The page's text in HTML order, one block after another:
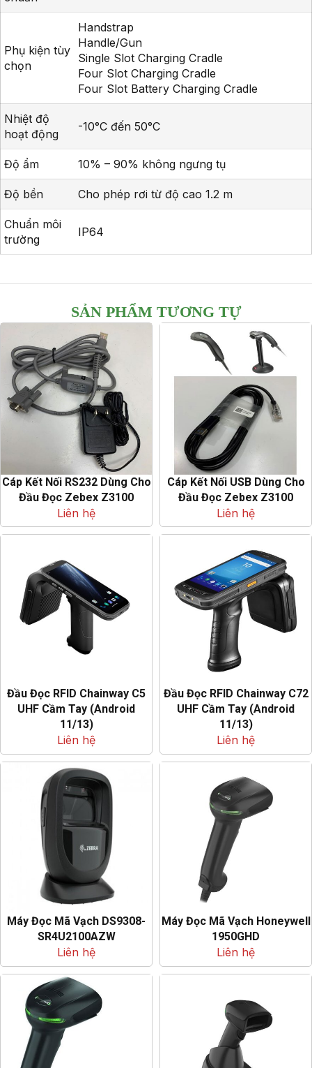
Phụ kiện tùy
chọn
Handstrap
Handle/Gun
Single Slot Charging Cradle
Four Slot Charging Cradle
Four Slot Battery Charging Cradle
Nhiệt độ
hoạt động
-10°C đến 50°C
Độ ẩm 10% – 90% không ngưng tụ
Độ bền Cho phép rơi từ độ cao 1.2 m
Chuẩn môi
trường
IP64
SẢN PHẨM TƯƠNG TỰ
Cáp Kết Nối RS232 Dùng Cho
Đầu Đọc Zebex Z3100
Liên hệ
Cáp Kết Nối USB Dùng Cho
Đầu Đọc Zebex Z3100
Liên hệ
Đầu Đọc RFID Chainway C5
UHF Cầm Tay (Android
11/13)
Liên hệ
Đầu Đọc RFID Chainway C72
UHF Cầm Tay (Android
11/13)
Liên hệ
Máy Đọc Mã Vạch DS9308-
SR4U2100AZW
Liên hệ
Máy Đọc Mã Vạch Honeywell
1950GHD
Liên hệ